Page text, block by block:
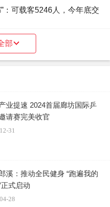
爱达·魔都”号船名，对于中
于2023年年底交付，它将作
外游客体验“海纳百川、追求
部
业提速 2024首届廊坊国际乒
请赛完美收官
31
溪：推动全民健身 “跑遍我的
正式启动
28